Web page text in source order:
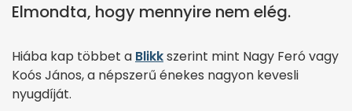
Elmondta, hogy mennyire nem elég.
Hiába kap többet a Blikkszerint mint Nagy Feró vagy
Koós János, a népszerű énekes nagyon kevesli
nyugdíját.